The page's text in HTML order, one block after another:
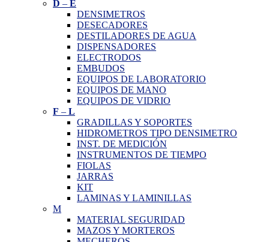
D – E
DENSIMETROS
DESECADORES
DESTILADORES DE AGUA
DISPENSADORES
ELECTRODOS
EMBUDOS
EQUIPOS DE LABORATORIO
EQUIPOS DE MANO
EQUIPOS DE VIDRIO
F – L
GRADILLAS Y SOPORTES
HIDROMETROS TIPO DENSIMETRO
INST. DE MEDICIÓN
INSTRUMENTOS DE TIEMPO
FIOLAS
JARRAS
KIT
LAMINAS Y LAMINILLAS
M
MATERIAL SEGURIDAD
MAZOS Y MORTEROS